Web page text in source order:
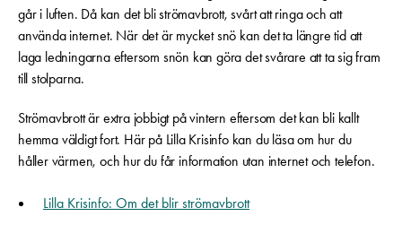
går i luften. Då kan det bli strömavbrott, svårt att ringa och att
använda internet. När det är mycket snö kan det ta längre tid att
laga ledningarna eftersom snön kan göra det svårare att ta sig fram
till stolparna.
Strömavbrott är extra jobbigt på vintern eftersom det kan bli kallt
hemma väldigt fort. Här på Lilla Krisinfo kan du läsa om hur du
håller värmen, och hur du får information utan internet och telefon.
Lilla Krisinfo: Om det blir strömavbrott